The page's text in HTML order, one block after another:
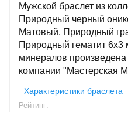
Мужской браслет из
Природный черный
Матовый. Природный
Природный гематит 6х3
минералов
компании "Мастерская
Характеристики браслета
Рейтинг: